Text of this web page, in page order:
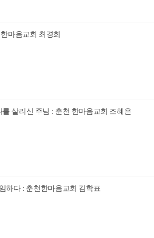
마음교회 최경희
살리신 주님 : 춘천 한마음교회 조혜은
하다 : 춘천한마음교회 김학표